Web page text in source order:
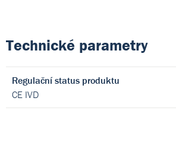
Technické parametry
Regulační status produktu
CE IVD